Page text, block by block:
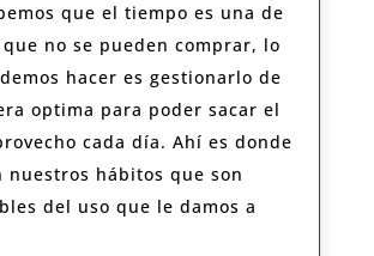
que el tiempo es una de
que no se pueden comprar, lo
hacer es gestionarlo de
optima para poder sacar el
cada día. Ahí es donde
nuestros hábitos que son
del uso que le damos a